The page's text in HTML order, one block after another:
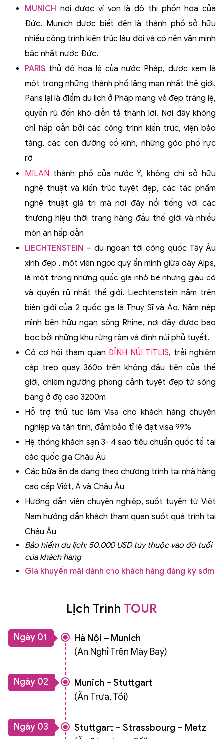
MUNICH nơi được ví von là đô thị phồn hoa của
Đức. Munich được biết đến là thành phố sở hữu
nhiều công trình kiến trúc lâu đời và có nền văn minh
bậc nhất nước Đức.
PARIS thủ đô hoa lệ của nước Pháp, được xem là
một trong những thành phố lãng mạn nhất thế giới.
Paris lại là điểm du lịch ở Pháp mang vẻ đẹp tráng lệ,
quyến rũ đến khó diễn tả thành lời. Nơi đây không
chỉ hấp dẫn bởi các công trình kiến trúc, viện bảo
tàng, các con đường cồ kính, những góc phố rực
rỡ
MILAN thành phố của nước Ý, không chỉ sở hữu
nghệ thuật và kiến trúc tuyệt đẹp, các tác phẩm
nghệ thuật giá trị mà nơi đây nổi tiếng với các
thương hiệu thời trang hàng đầu thế giới và nhiều
món ăn hấp dẫn
LIECHTENSTEIN – du ngoạn tới công quốc Tây Âu
xinh đẹp , một viên ngọc quý ẩn mình giữa dãy Alps,
là một trong những quốc gia nhỏ bé nhưng giàu có
và quyến rũ nhất thế giới. Liechtenstein nằm trên
biên giới của 2 quốc gia là Thuỵ Sĩ và Áo. Nằm nép
mình bên hữu ngạn sông Rhine, nơi đây được bao
bọc bởi những khu rừng rậm và đỉnh núi phủ tuyết.
Có cơ hội tham quan ĐỈNH NÚI TITLIS, trải nghiệm
cáp treo quay 360o trên không đầu tiên của thế
giới, chiêm ngưỡng phong cảnh tuyệt đẹp từ sông
băng ở độ cao 3200m
Hỗ trợ thủ tục làm Visa cho khách hàng chuyên
nghiệp và tận tình, đảm bảo tỉ lệ đạt visa 99%
Hệ thốngkhách sạn 3- 4 sao tiêu chuẩn quốc tế tại
các quốc gia Châu Âu
Các bữa ăn đa dạng theo chương trình tại nhà hàng
cao cấp Việt, Á và Châu Âu
Hướng dẫn viên chuyên nghiệp, suốt tuyến từ Việt
Nam hướng dẫn khách tham quan suốt quá trình tại
Châu Âu
Bảo hiểm du lịch: 50.000 USD tùy thuộc vào độ tuổi
của khách hàng
Giá khuyến mãi dành cho khách hàng đăng ký sớm
Lịch Trình TOUR
Ngày 01
Hà Nội – Munich
(Ăn Nghỉ Trên Máy Bay)
Ngày 02
Munich – Stuttgart
(Ăn Trưa, Tối)
Ngày 03
Stuttgart – Strassbourg – Metz